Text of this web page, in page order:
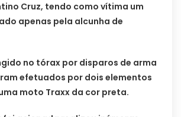
Cruz, tendo como vítima um
apenas pela alcunha de
no tórax por disparos de arma
efetuados por dois elementos
moto Traxx da cor preta.